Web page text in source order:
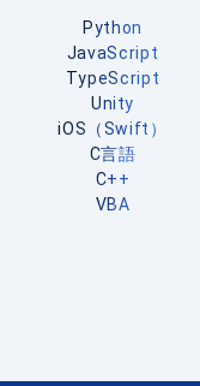
Python
JavaScript
TypeScript
Unity
iOS（Swift）
C言語
C++
VBA